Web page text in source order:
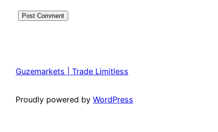
Guzemarkets | Trade Limitless
Proudly powered by WordPress